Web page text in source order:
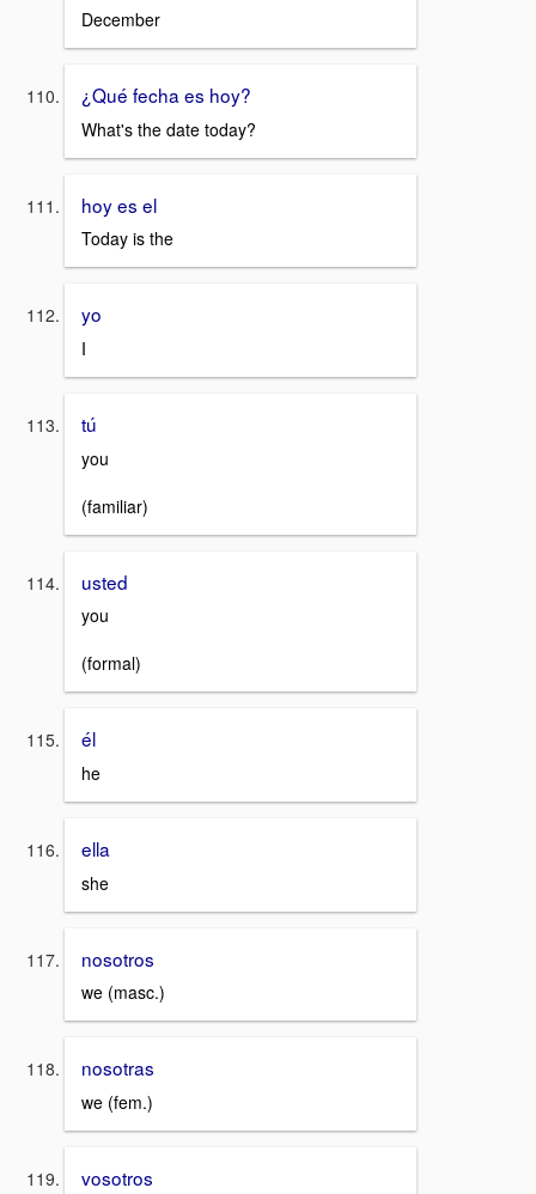
December
¿Qué fecha es hoy?
What's the date today?
hoy es el
Today is the
yo
I
tú
you
(familiar)
usted
you
(formal)
él
he
ella
she
nosotros
we (masc.)
nosotras
we (fem.)
vosotros